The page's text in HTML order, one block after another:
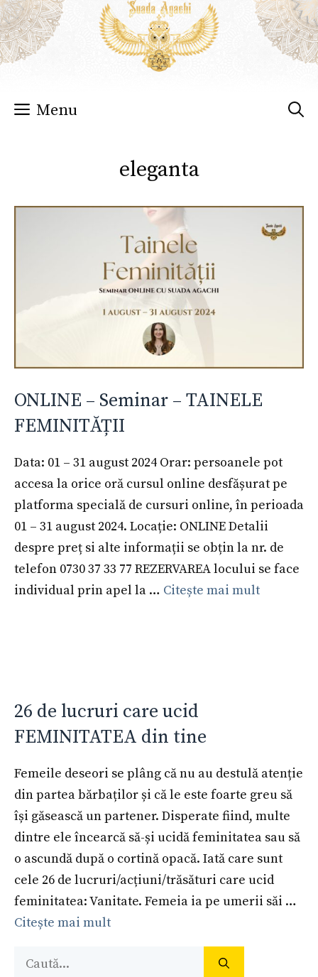
Sari
la
conținut
Menu
eleganta
ONLINE – Seminar – TAINELE
FEMINITĂȚII
Data: 01 – 31 august 2024 Orar: persoanele pot
accesa la orice oră cursul online desfășurat pe
platforma specială de cursuri online, în perioada
01 – 31 august 2024. Locație: ONLINE Detalii
despre preț si alte informații se obțin la nr. de
telefon 0730 37 33 77 REZERVAREA locului se face
individual prin apel la … Citește mai mult
26 de lucruri care ucid
FEMINITATEA din tine
Femeile deseori se plâng că nu au destulă atenție
din partea bărbaților și că le este foarte greu să
își găsească un partener. Disperate fiind, multe
dintre ele încearcă să-și ucidă feminitatea sau să
o ascundă după o cortină opacă. Iată care sunt
cele 26 de lucruri/acțiuni/trăsături care ucid
feminitatea: Vanitate. Femeia ia pe umerii săi …
Citește mai mult
Caută